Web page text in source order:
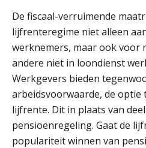
De fiscaal-verruimende
lijfrenteregime niet alleen
werknemers, maar ook voor
andere niet in loondienst
Werkgevers bieden
arbeidsvoorwaarde, de optie
lijfrente. Dit in plaats van
pensioenregeling. Gaat de
populariteit winnen van